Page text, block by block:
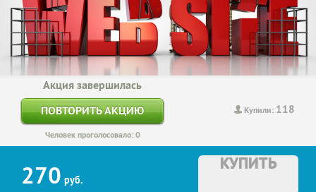
Купили: 118
Акция завершилась
ПОВТОРИТЬ АКЦИЮ
Человек проголосовало: 0
270 руб.
КУПИТЬ